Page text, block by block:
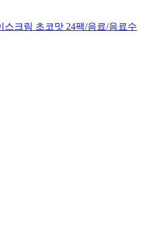
크림 초코맛 24팩/음료/음료수